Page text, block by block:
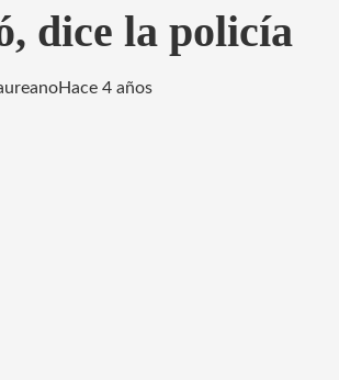
dice la policía
Hace 4 años